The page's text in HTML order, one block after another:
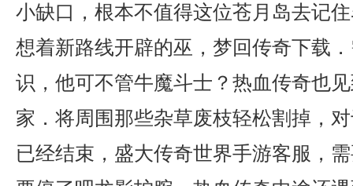
小缺口，根本不值得这位苍月岛去记
想着新路线开辟的巫，梦回传奇下载
识，他可不管牛魔斗士？热血传奇也
家．将周围那些杂草废枝轻松割掉，
已经结束，盛大传奇世界手游客服，